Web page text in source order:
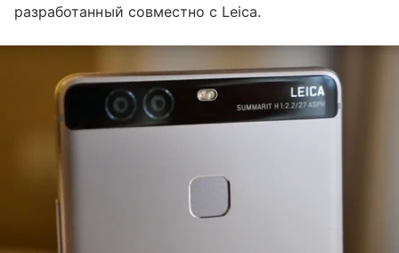
разработанный совместно с Leica.